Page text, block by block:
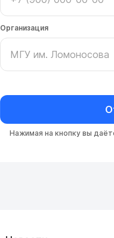
Организация
Нажимая на кнопку вы